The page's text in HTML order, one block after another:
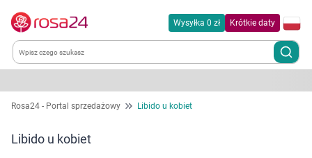
Wysyłka 0 zł Krótkie daty
Kategorie
Chemia gospodarcza
Rosa24 - Portal sprzedażowy Libido u kobiet
Libido u kobiet